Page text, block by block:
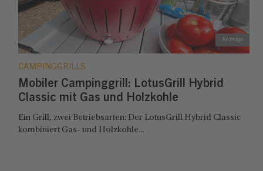
CAMPINGGRILLS
Mobiler Campinggrill: LotusGrill Hybrid
Classic mit Gas und Holzkohle
Ein Grill, zwei Betriebsarten: Der LotusGrill Hybrid Classic
kombiniert Gas- und Holzkohle...